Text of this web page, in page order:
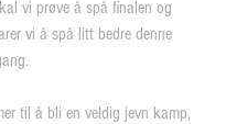
vi prøve å spå finalen og
vi å spå litt bedre denne
til å bli en veldig jevn kamp,